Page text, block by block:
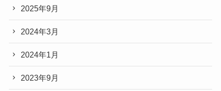
2025年9月
2024年3月
2024年1月
2023年9月